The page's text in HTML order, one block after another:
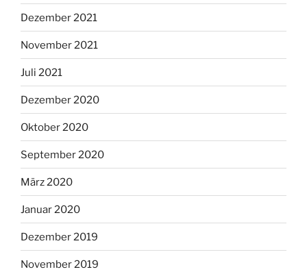
Dezember 2021
November 2021
Juli 2021
Dezember 2020
Oktober 2020
September 2020
März 2020
Januar 2020
Dezember 2019
November 2019